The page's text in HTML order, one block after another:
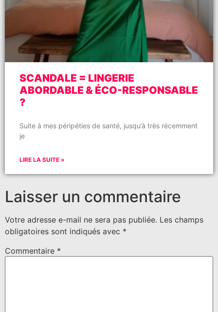
SCANDALE = LINGERIE
ABORDABLE & ÉCO-RESPONSABLE
?
Suite à mes péripéties de santé, jusqu’à très récemment
je
LIRE LA SUITE »
Laisser un commentaire
Votre adresse e-mail ne sera pas publiée. Les champs
obligatoires sont indiqués avec *
Commentaire *